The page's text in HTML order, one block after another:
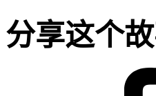
分享这个